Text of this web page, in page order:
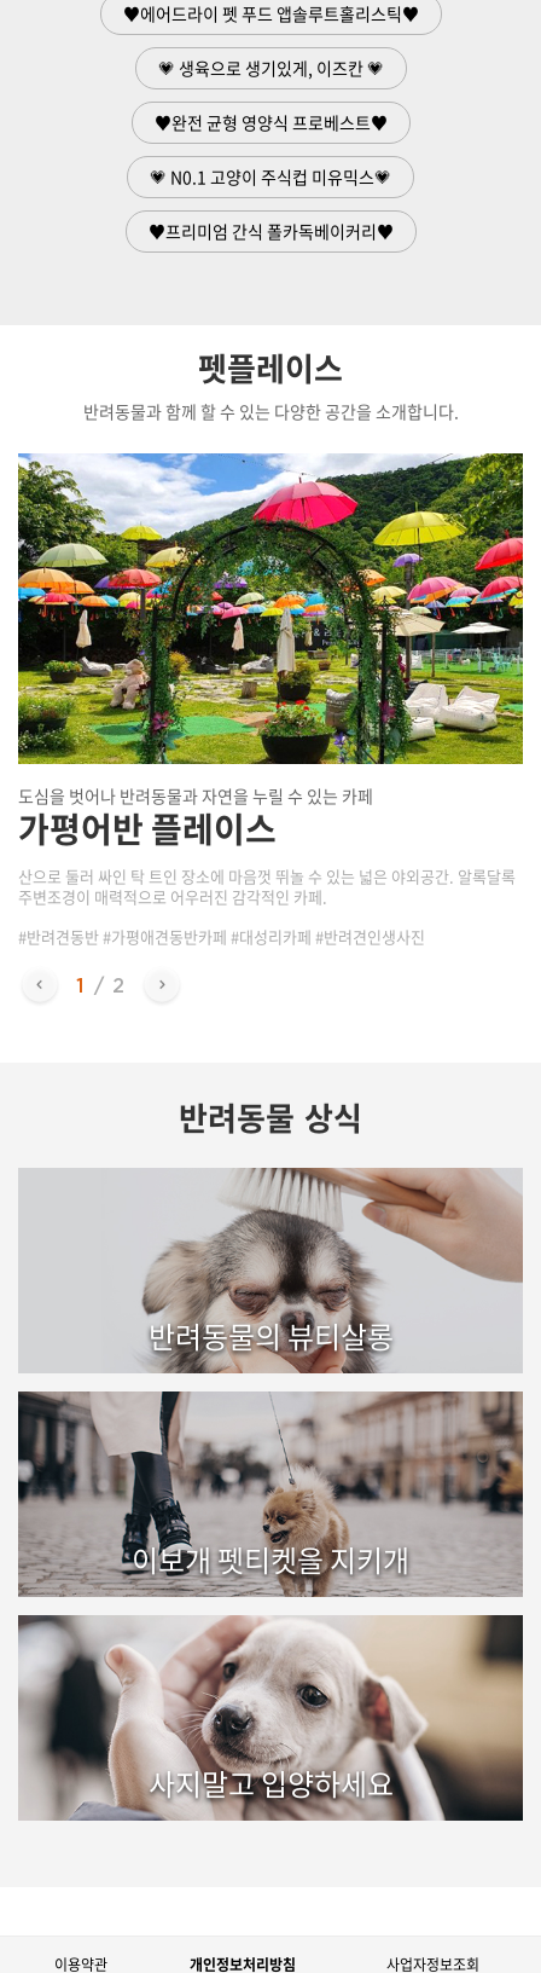
♥에어드라이 펫 푸드 앱솔루트홀리스틱♥
💗 생육으로 생기있게, 이즈칸 💗
♥완전 균형 영양식 프로베스트♥
💗 N0.1 고양이 주식컵 미유믹스💗
♥프리미엄 간식 폴카독베이커리♥
펫플레이스
반려동물과 함께 할 수 있는 다양한 공간을 소개합니다.
도심을 벗어나 반려동물과 자연을 누릴 수 있는 카페
가평어반 플레이스
산으로 둘러 싸인 탁 트인 장소에 마음껏 뛰놀 수 있는 넓은 야외공간. 알록달록
주변조경이 매력적으로 어우러진 감각적인 카페.
#반려견동반 #가평애견동반카페 #대성리카페 #반려견인생사진
반려동물 상식
반려동물의 뷰티살롱
이보개 펫티켓을 지키개
사지말고 입양하세요
이용약관 개인정보처리방침 사업자정보조회